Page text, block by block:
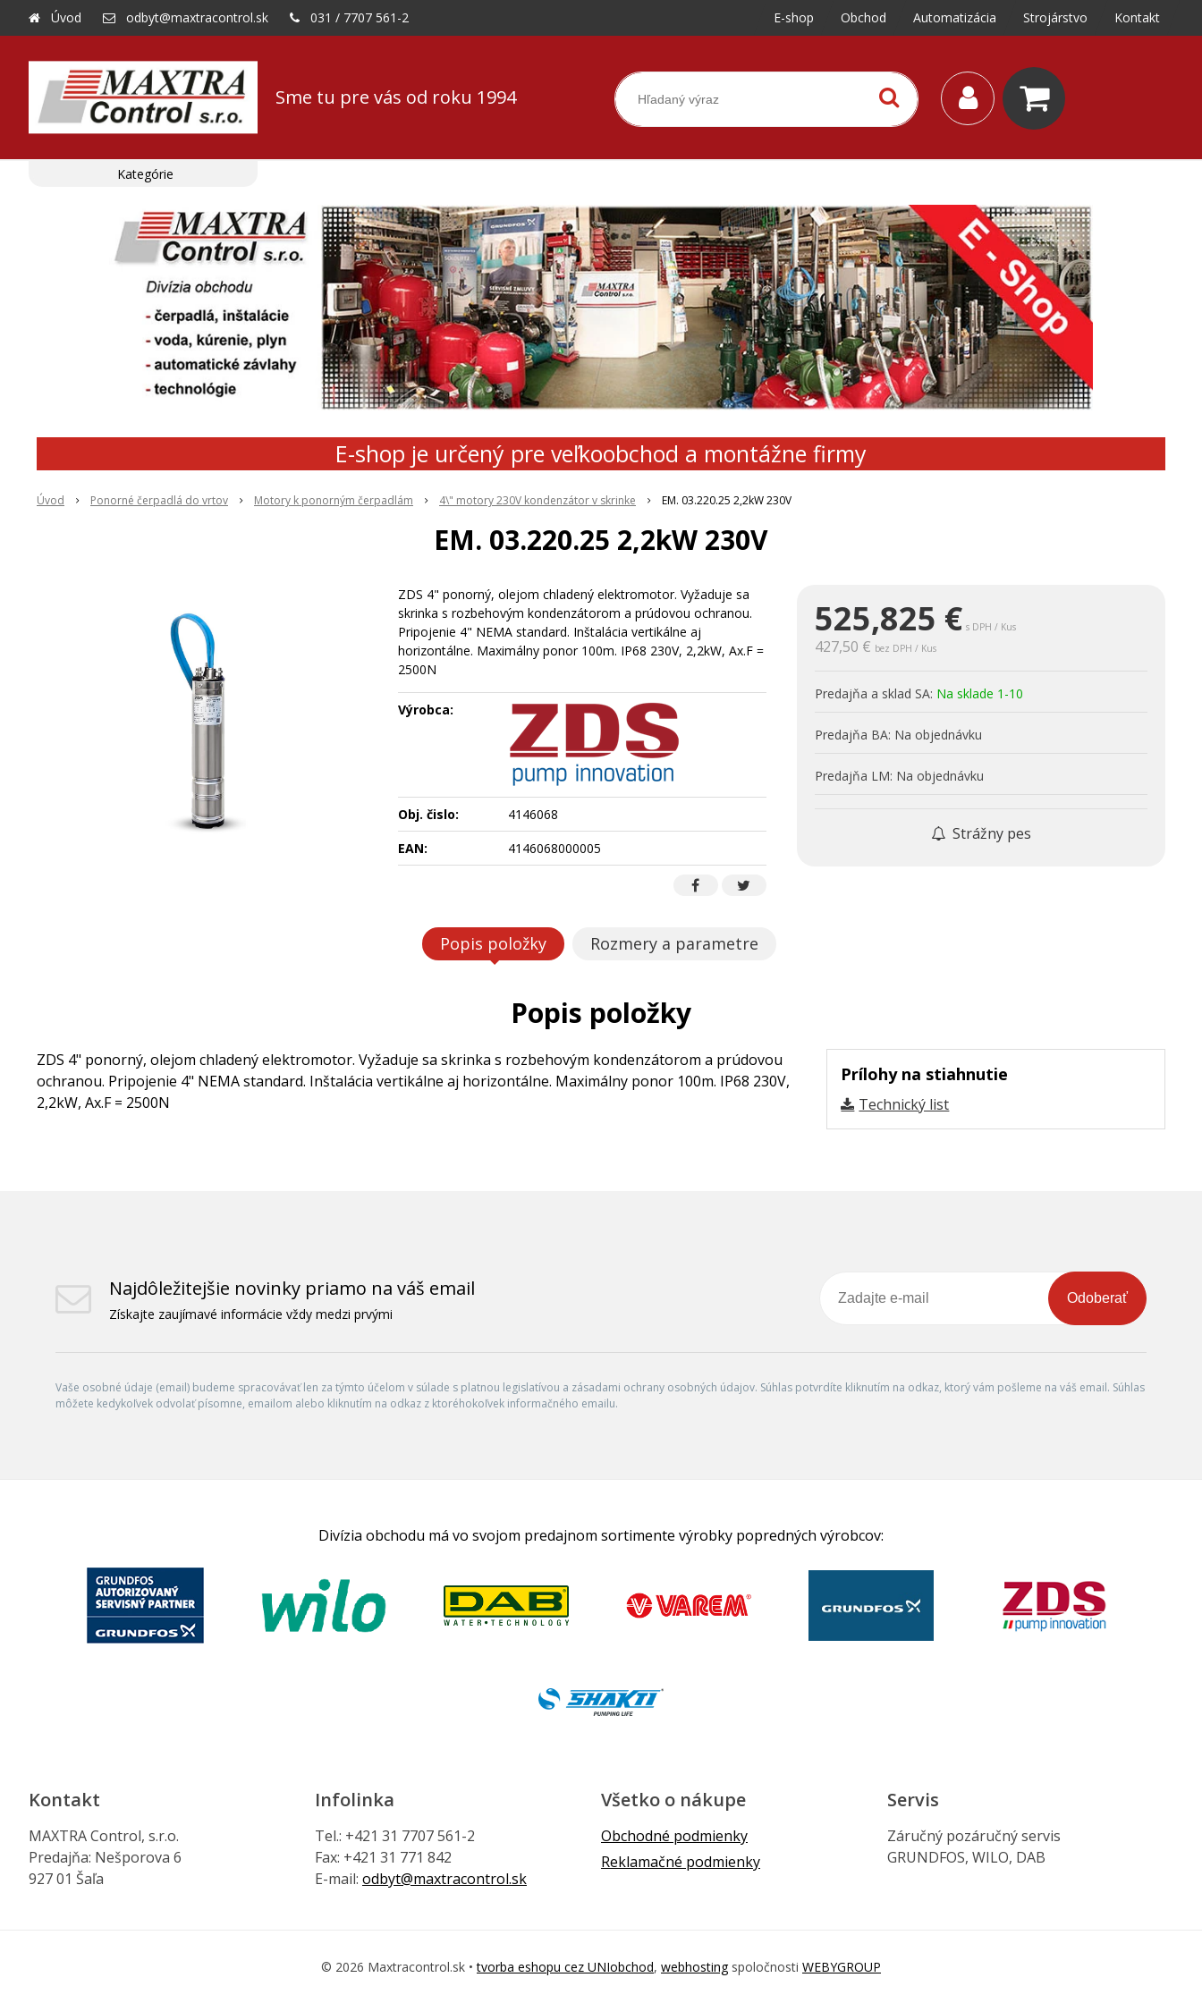
Sme tu pre vás od roku 1994
Úvod odbyt@maxtracontrol.sk 031 / 7707 561-2 E-shop Obchod Automatizácia Strojárstvo Kontakt
E-shop je určený pre veľkoobchod a montážne firmy
Úvod Ponorné čerpadlá do vrtov Motory k ponorným čerpadlám 4\" motory 230V kondenzátor v skrinke EM. 03.220.25 2,2kW 230V
EM. 03.220.25 2,2kW 230V
525,825 € s DPH / Kus
427,50 € bez DPH / Kus
Predajňa a sklad SA: Na sklade 1-10
Predajňa BA: Na objednávku
Predajňa LM: Na objednávku
Strážny pes
ZDS 4" ponorný, olejom chladený elektromotor. Vyžaduje sa
skrinka s rozbehovým kondenzátorom a prúdovou ochranou.
Pripojenie 4" NEMA standard. Inštalácia vertikálne aj
horizontálne. Maximálny ponor 100m. IP68 230V, 2,2kW, Ax.F =
2500N
Výrobca:
Obj. čislo:
4146068
EAN:
4146068000005
Popis položky Rozmery a parametre
Popis položky
Prílohy na stiahnutie
Technický list
ZDS 4" ponorný, olejom chladený elektromotor. Vyžaduje sa skrinka s rozbehovým kondenzátorom a prúdovou
ochranou. Pripojenie 4" NEMA standard. Inštalácia vertikálne aj horizontálne. Maximálny ponor 100m. IP68 230V,
2,2kW, Ax.F = 2500N
Kategórie
Najdôležitejšie novinky priamo na váš email
Získajte zaujímavé informácie vždy medzi prvými
Odoberať
Vaše osobné údaje (email) budeme spracovávať len za týmto účelom v súlade s platnou legislatívou a zásadami ochrany osobných údajov. Súhlas potvrdíte kliknutím na odkaz, ktorý vám pošleme na váš email. Súhlas
môžete kedykoľvek odvolať písomne, emailom alebo kliknutím na odkaz z ktoréhokoľvek informačného emailu.
Divízia obchodu má vo svojom predajnom sortimente výrobky popredných výrobcov:
Kontakt
MAXTRA Control, s.r.o.
Predajňa: Nešporova 6
927 01 Šaľa
Infolinka
Tel.: +421 31 7707 561-2
Fax: +421 31 771 842
E-mail: odbyt@maxtracontrol.sk
Všetko o nákupe
Obchodné podmienky
Reklamačné podmienky
Servis
Záručný pozáručný servis
GRUNDFOS, WILO, DAB
© 2026 Maxtracontrol.sk •tvorba eshopu cez UNIobchod, webhostingspoločnosti WEBYGROUP